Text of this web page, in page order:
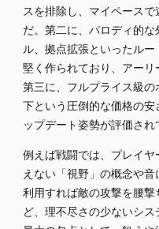
スを排除し、マイペース
だ。第二に、パロディ的
ル、拠点拡張といったル
堅く作られており、アーリ
第三に、フルプライス級
下という圧倒的な価格の
ップデート姿勢が評価され
例えば戦闘では、プレイ
えない「視野」の概念や
利用すれば敵の攻撃を腰
ど、理不尽さの少ないシス